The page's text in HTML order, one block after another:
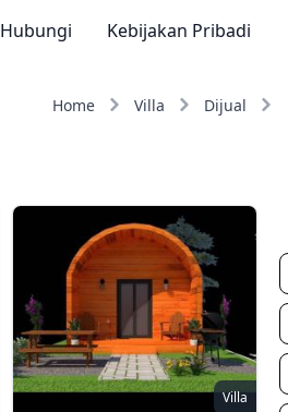
Hubungi Kebijakan Pribadi
Home Villa Dijual
Villa